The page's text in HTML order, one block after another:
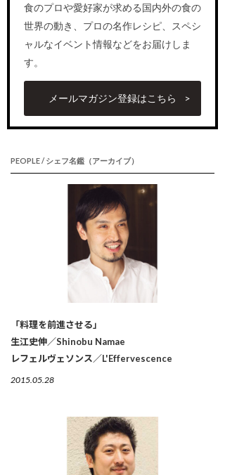
食のプロや愛好家が求める国内外の食の
世界の動き、プロの名作レシピ、スペシ
ャルなイベント情報などをお届けしま
す。
メールマガジン登録はこちら
PEOPLE / シェフ名鑑（アーカイブ）
「料理を前進させる」
生江史伸／Shinobu Namae
レフェルヴェソンス／L'Effervescence
2015.05.28